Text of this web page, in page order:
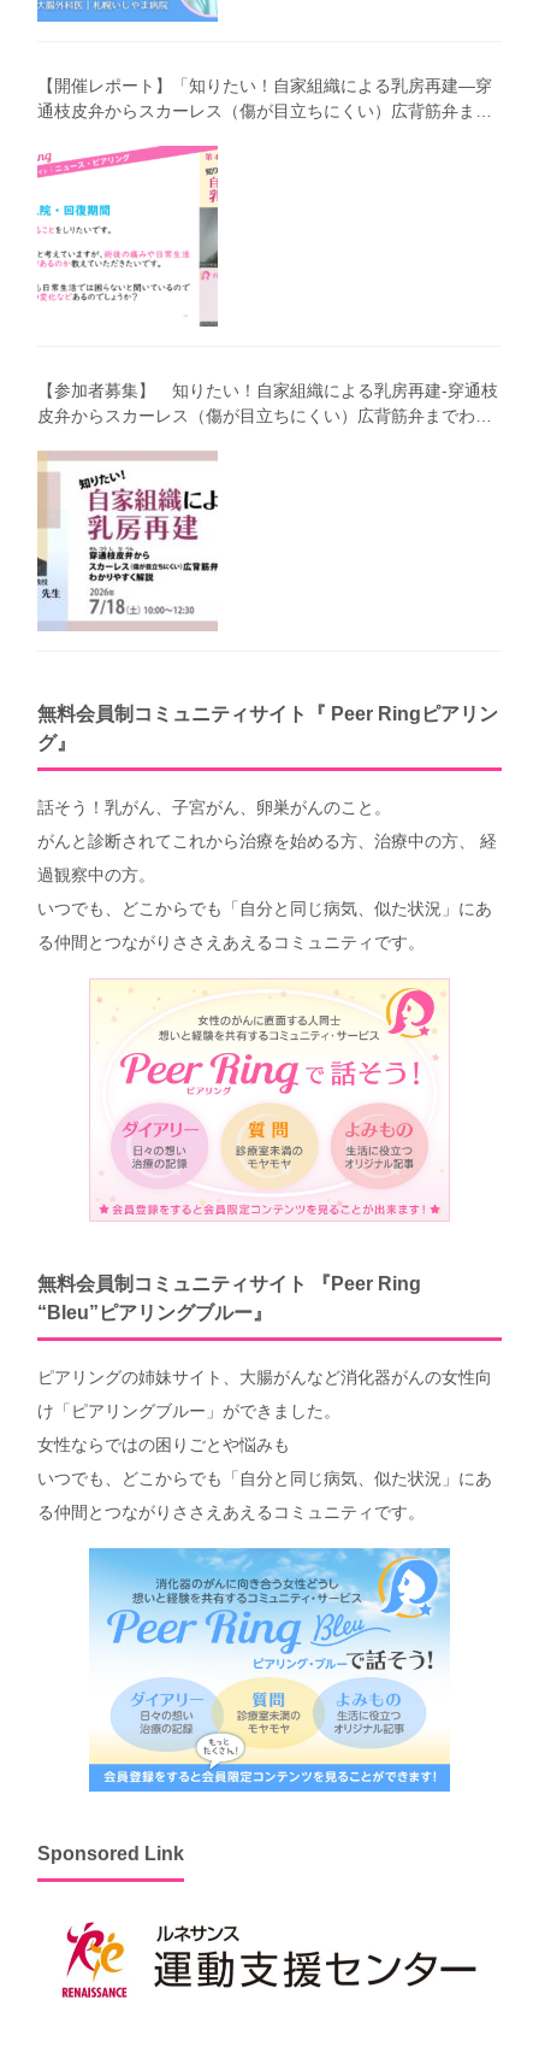
【開催レポート】「知りたい！自家組織による乳房再建―穿
通枝皮弁からスカーレス（傷が目立ちにくい）広背筋弁まで
【参加者募集】 知りたい！自家組織による乳房再建-穿通枝
皮弁からスカーレス（傷が目立ちにくい）広背筋弁までわか
無料会員制コミュニティサイト『 Peer Ringピアリン
グ』
話そう！乳がん、子宮がん、卵巣がんのこと。
がんと診断されてこれから治療を始める方、治療中の方、 経
過観察中の方。
いつでも、どこからでも「自分と同じ病気、似た状況」にあ
る仲間とつながりささえあえるコミュニティです。
無料会員制コミュニティサイト 『Peer Ring
“Bleu”ピアリングブルー』
ピアリングの姉妹サイト、大腸がんなど消化器がんの女性向
け「ピアリングブルー」ができました。
女性ならではの困りごとや悩みも
いつでも、どこからでも「自分と同じ病気、似た状況」にあ
る仲間とつながりささえあえるコミュニティです。
Sponsored Link